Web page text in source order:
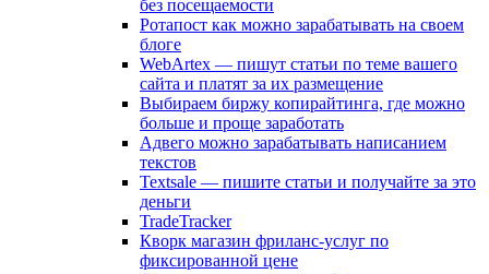
без посещаемости
Ротапост как можно зарабатывать на своем
блоге
WebArtex — пишут статьи по теме вашего
сайта и платят за их размещение
Выбираем биржу копирайтинга, где можно
больше и проще заработать
Адвего можно зарабатывать написанием
текстов
Textsale — пишите статьи и получайте за это
деньги
TradeTracker
Кворк магазин фриланс-услуг по
фиксированной цене